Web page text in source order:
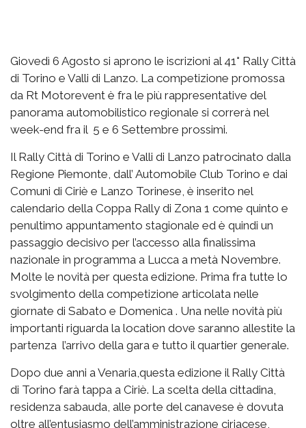
Giovedì 6 Agosto si aprono le iscrizioni al 41° Rally Città
di Torino e Valli di Lanzo. La competizione promossa
da Rt Motorevent è fra le più rappresentative del
panorama automobilistico regionale si correrà nel
week-end fra il 5 e 6 Settembre prossimi.
Il Rally Città di Torino e Valli di Lanzo patrocinato dalla
Regione Piemonte, dall’ Automobile Club Torino e dai
Comuni di Ciriè e Lanzo Torinese, è inserito nel
calendario della Coppa Rally di Zona 1 come quinto e
penultimo appuntamento stagionale ed è quindi un
passaggio decisivo per l’accesso alla finalissima
nazionale in programma a Lucca a metà Novembre.
Molte le novità per questa edizione. Prima fra tutte lo
svolgimento della competizione articolata nelle
giornate di Sabato e Domenica . Una nelle novità più
importanti riguarda la location dove saranno allestite la
partenza l’arrivo della gara e tutto il quartier generale.
Dopo due anni a Venaria,questa edizione il Rally Città
di Torino farà tappa a Ciriè. La scelta della cittadina,
residenza sabauda, alle porte del canavese è dovuta
oltre all’entusiasmo dell’amministrazione ciriacese,